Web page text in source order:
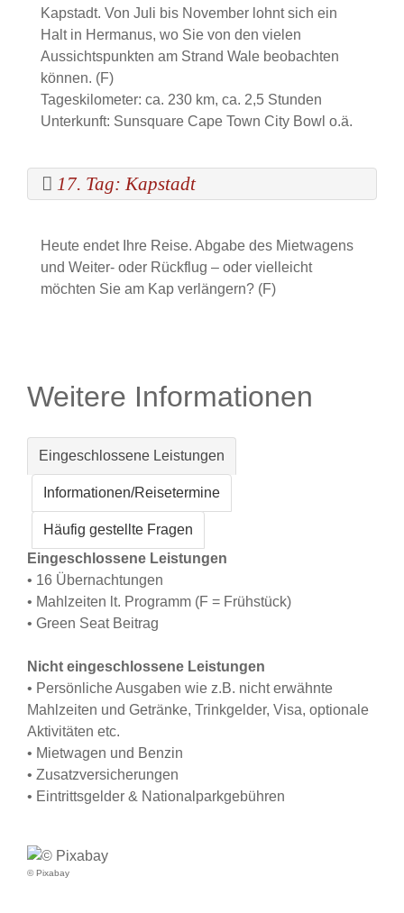
Kapstadt. Von Juli bis November lohnt sich ein
Halt in Hermanus, wo Sie von den vielen
Aussichtspunkten am Strand Wale beobachten
können. (F)
Tageskilometer: ca. 230 km, ca. 2,5 Stunden
Unterkunft: Sunsquare Cape Town City Bowl o.ä.
17. Tag: Kapstadt
Heute endet Ihre Reise. Abgabe des Mietwagens
und Weiter- oder Rückflug – oder vielleicht
möchten Sie am Kap verlängern? (F)
Weitere Informationen
Eingeschlossene Leistungen
Informationen/Reisetermine
Häufig gestellte Fragen
Eingeschlossene Leistungen
• 16 Übernachtungen
• Mahlzeiten lt. Programm (F = Frühstück)
• Green Seat Beitrag
Nicht eingeschlossene Leistungen
• Persönliche Ausgaben wie z.B. nicht erwähnte
Mahlzeiten und Getränke, Trinkgelder, Visa, optionale
Aktivitäten etc.
• Mietwagen und Benzin
• Zusatzversicherungen
• Eintrittsgelder & Nationalparkgebühren
© Pixabay